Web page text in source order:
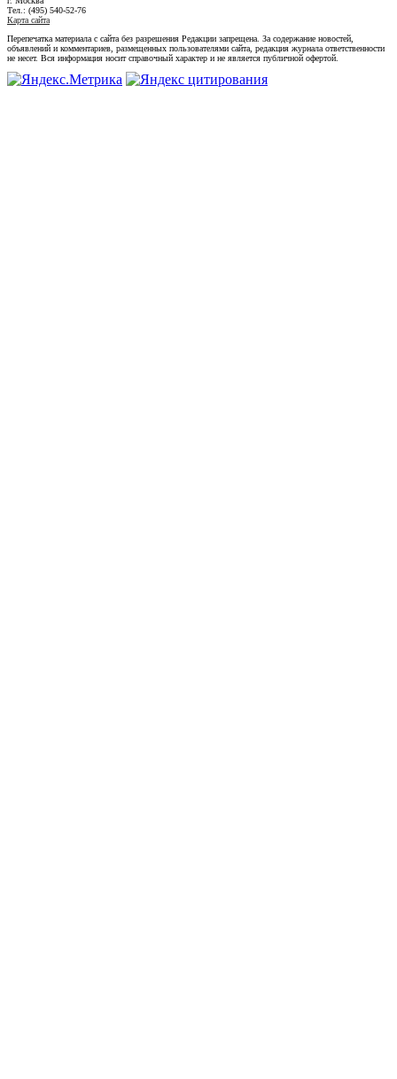
Тел.: (495) 540-52-76
Карта сайта
Перепечатка материала с сайта без разрешения Редакции запрещена. За содержание новостей,
объявлений и комментариев, размещенных пользователями сайта, редакция журнала ответственности
не несет. Вся информация носит справочный характер и не является публичной офертой.